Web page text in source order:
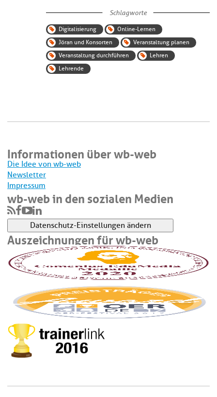
Schlagworte
Digitalisierung
Online-Lernen
Jöran und Konsorten
Veranstaltung planen
Veranstaltung durchführen
Lehren
Lehrende
Informationen über wb-web
Die Idee von wb-web
Newsletter
Impressum
wb-web in den sozialen Medien
Datenschutz-Einstellungen ändern
Auszeichnungen für wb-web